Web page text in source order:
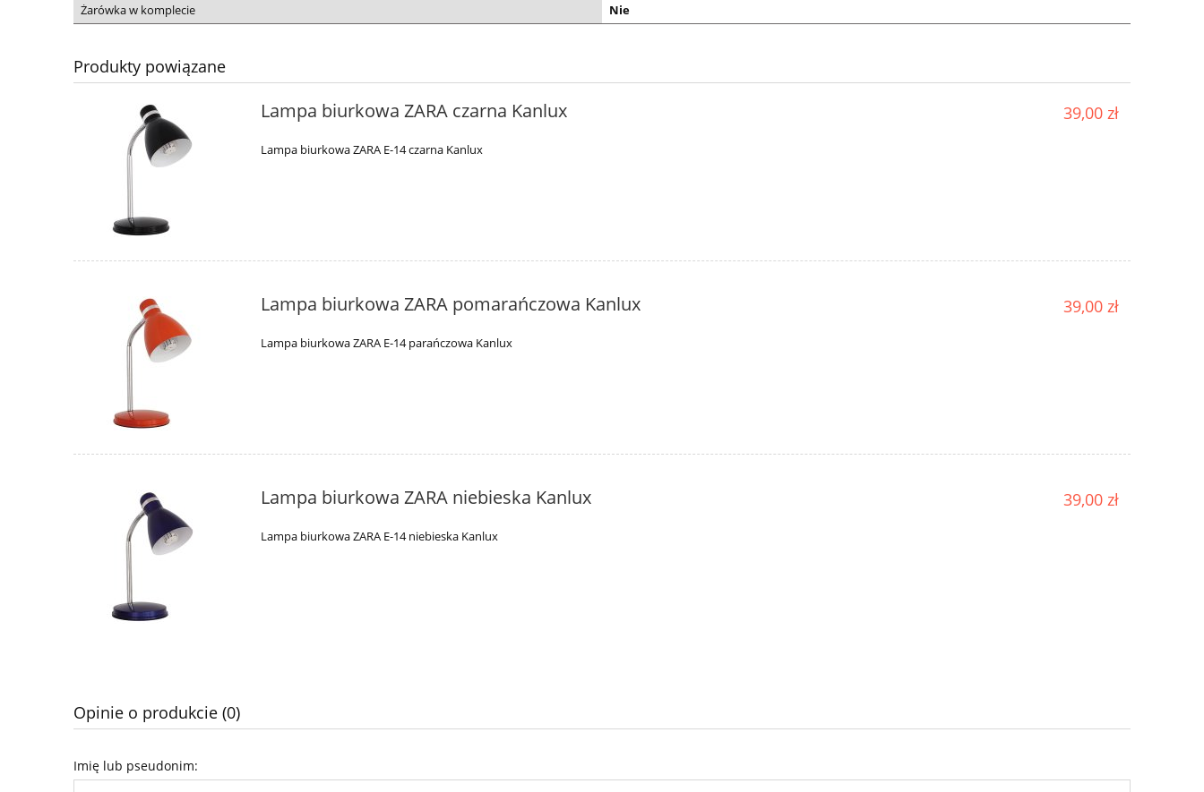
Żarówka w komplecie
Nie
Produkty powiązane
Lampa biurkowa ZARA czarna Kanlux
Lampa biurkowa ZARA E-14 czarna Kanlux
39,00 zł
Lampa biurkowa ZARA pomarańczowa Kanlux
Lampa biurkowa ZARA E-14 parańczowa Kanlux
39,00 zł
Lampa biurkowa ZARA niebieska Kanlux
Lampa biurkowa ZARA E-14 niebieska Kanlux
39,00 zł
Opinie o produkcie (0)
Imię lub pseudonim: